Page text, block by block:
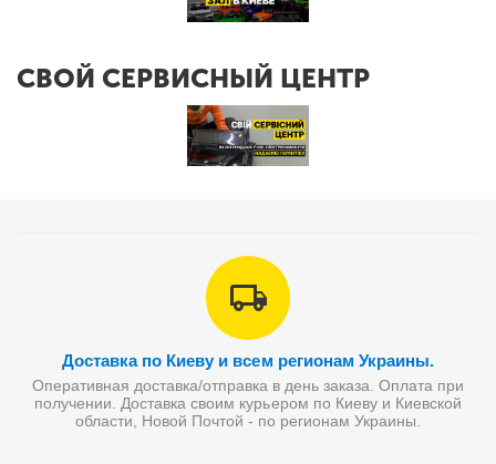
СВОЙ СЕРВИСНЫЙ ЦЕНТР
Доставка по Киеву и всем регионам Украины.
Оперативная доставка/отправка в день заказа. Оплата при
получении. Доставка своим курьером по Киеву и Киевской
области, Новой Почтой - по регионам Украины.